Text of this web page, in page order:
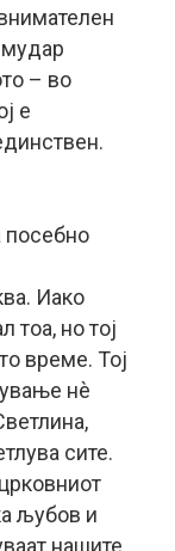
– во
е
посебно
Иако
тоа, но тој
време. Тој
нè
сите.
љубов и
нашите